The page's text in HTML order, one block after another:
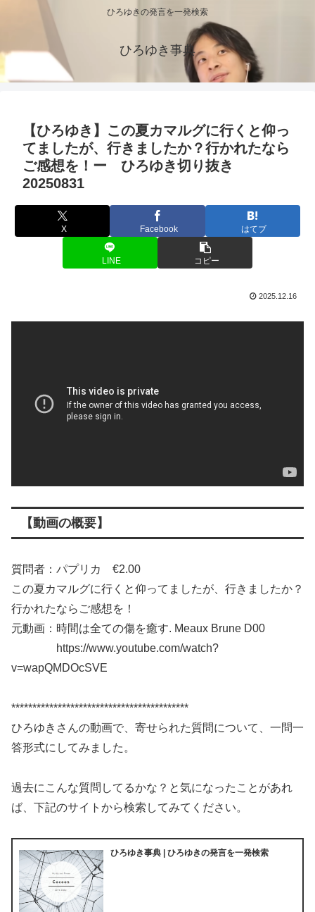
ひろゆきの発言を一発検索
ひろゆき事典
【ひろゆき】この夏カマルグに行くと仰っ
てましたが、行きましたか？行かれたなら
ご感想を！ー ひろゆき切り抜き
20250831
X Facebook はてブ
LINE コピー
2025.12.16
【動画の概要】
質問者：パプリカ €2.00
この夏カマルグに行くと仰ってましたが、行きましたか？
行かれたならご感想を！
元動画：時間は全ての傷を癒す. Meaux Brune D00
https://www.youtube.com/watch?
v=wapQMDOcSVE
******************************************
ひろゆきさんの動画で、寄せられた質問について、一問一
答形式にしてみました。
過去にこんな質問してるかな？と気になったことがあれ
ば、下記のサイトから検索してみてください。
ひろゆき事典 | ひろゆきの発言を一発検索